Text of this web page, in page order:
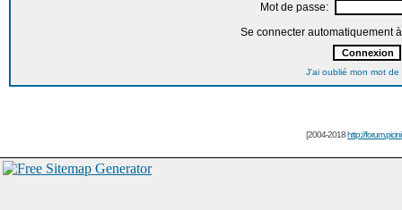
Mot de passe:
Se connecter automatiquement
J'ai oublié mon mot de
[2004-2018http://